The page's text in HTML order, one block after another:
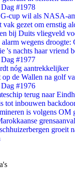
#1978
cup wil als NASA-
vak gezet om ernstig
bij Duits vliegveld
wegens droogte:
's nachts haar vriend
#1977
nóg aantrekkelijker
de Wallen na golf
#1976
terug naar
tot inbouwen
is volgens OM
groeit